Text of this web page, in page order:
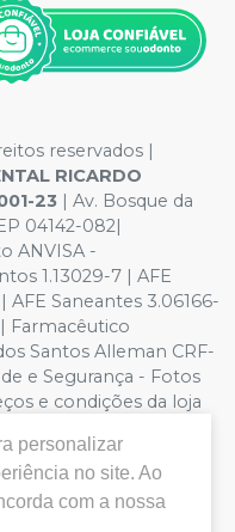
reservados |
RICARDO
23 | Av. Bosque da
04142-082|
ANVISA -
1.13029-7 | AFE
AFE Saneantes 3.06166-
Farmacêutico
Santos Alleman CRF-
e Segurança - Fotos
e condições da loja
válido é o do
por atacado por
não atender compras
somente para
personalizar
no site. Ao
com a nossa